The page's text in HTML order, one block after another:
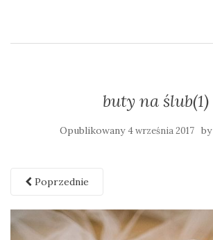
buty na ślub(1)
Opublikowany4 września 2017 by
Poprzednie